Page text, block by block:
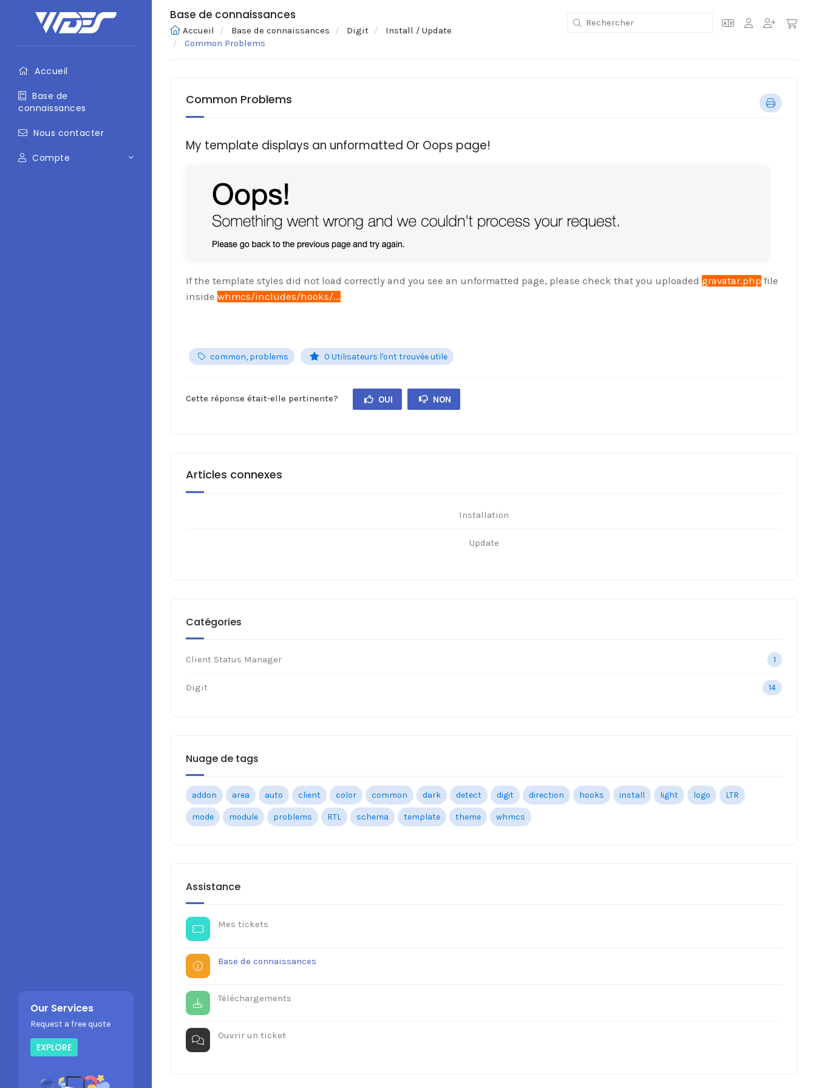
Accueil
Base de
connaissances
Nous contacter
Compte
Our Services
Request a free quote
EXPLORE
Base de connaissances
Accueil Base de connaissances Digit
Install / Update
Common Problems
Catégories
1
Client Status Manager
14
Digit
Nuage de tags
addon area auto client color common dark detect digit direction hooks install light logo LTR
mode module problems RTL schema template theme whmcs
Assistance
Mes tickets
Base de connaissances
Téléchargements
Ouvrir un ticket
Common Problems
My template displays an unformatted Or Oops page!
If the template styles did not load correctly and you see an unformatted page, please check that you uploaded gravatar.php file
inside whmcs/includes/hooks/...
common, problems 0 Utilisateurs l'ont trouvée utile
Cette réponse était-elle pertinente? OUI NON
Articles connexes
Installation
Update